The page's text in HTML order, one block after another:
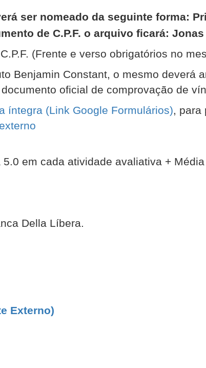
ser nomeado da seguinte forma:
de C.P.F. o arquivo ficará: Jonas
(Frente e verso obrigatórios no
Benjamin Constant, o mesmo deverá
oficial de comprovação de
íntegra (Link Google Formulários), para
em cada atividade avaliativa +
Della Líbera.
Externo)